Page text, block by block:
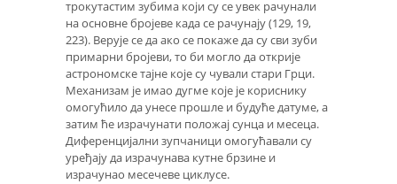
трокутастим зубима који су се увек рачунали
на основне бројеве када се рачунају (129, 19,
223). Верује се да ако се покаже да су сви зуби
примарни бројеви, то би могло да открије
астрономске тајне које су чували стари Грци.
Механизам је имао дугме које је кориснику
омогућило да унесе прошле и будуће датуме, а
затим ће израчунати положај сунца и месеца.
Диференцијални зупчаници омогућавали су
уређају да израчунава кутне брзине и
израчунао месечеве циклусе.